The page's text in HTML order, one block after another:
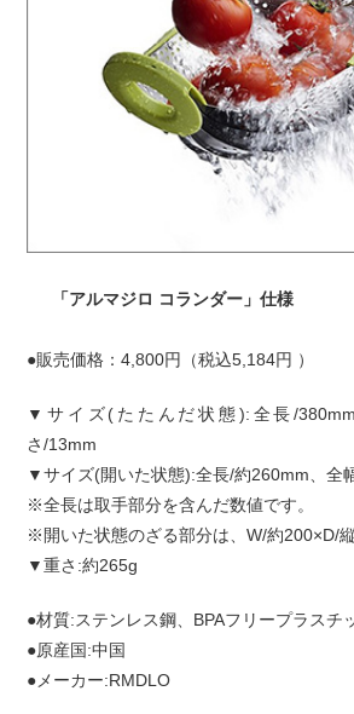
「アルマジロ コランダー」仕様
●販売価格：4,800円（税込5,184円 ）
▼サイズ(たたんだ状態):全長/
さ/13mm
▼サイズ(開いた状態):全長/約260mm、全
※全長は取手部分を含んだ数値です。
※開いた状態のざる部分は、W/約200×D/
▼重さ:約265g
●材質:ステンレス鋼、BPAフリープラスチ
●原産国:中国
●メーカー:RMDLO